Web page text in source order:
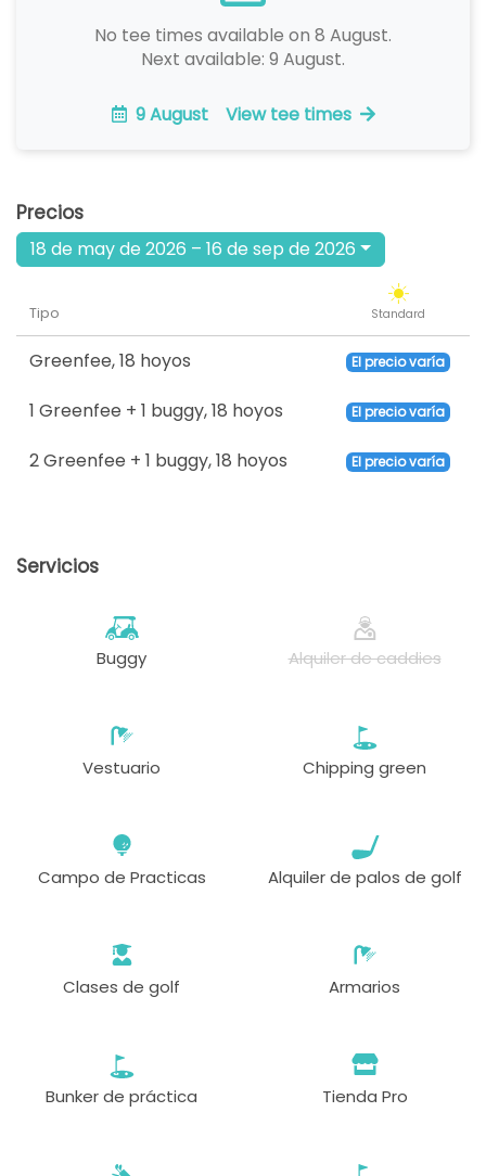
No tee times available on 8 August.
Next available: 9 August.
9 August View tee times
Precios
18 de may de 2026 – 16 de sep de 2026
Tipo Standard
Greenfee,18 hoyos El precio varía
1 Greenfee + 1 buggy,18 hoyos El precio varía
2 Greenfee + 1 buggy,18 hoyos El precio varía
Servicios
Buggy Alquiler de caddies
Vestuario Chipping green
Campo de Practicas Alquiler de palos de golf
Clases de golf Armarios
Bunker de práctica Tienda Pro